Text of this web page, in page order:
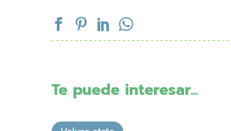
Te puede interesar...